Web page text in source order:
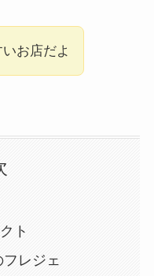
お店だよ
ト
レジェ